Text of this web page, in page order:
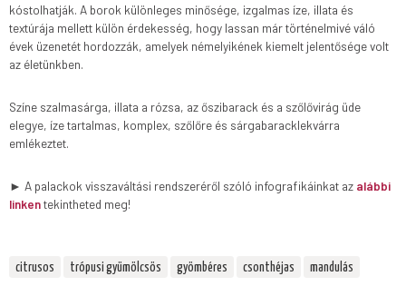
kóstolhatják. A borok különleges minősége, izgalmas íze, illata és
textúrája mellett külön érdekesség, hogy lassan már történelmivé váló
évek üzenetét hordozzák, amelyek némelyikének kiemelt jelentősége volt
az életünkben.
Színe szalmasárga, illata a rózsa, az őszibarack és a szőlővirág üde
elegye, íze tartalmas, komplex, szőlőre és sárgabaracklekvárra
emlékeztet.
► A palackok visszaváltási rendszeréről szóló infografikáinkat az alábbi
linkentekintheted meg!
citrusos trópusi gyümölcsös gyömbéres csonthéjas mandulás